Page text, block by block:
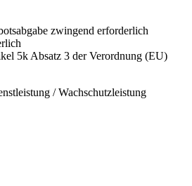
zwingend erforderlich
5k Absatz 3 der Verordnung (EU)
/ Wachschutzleistung